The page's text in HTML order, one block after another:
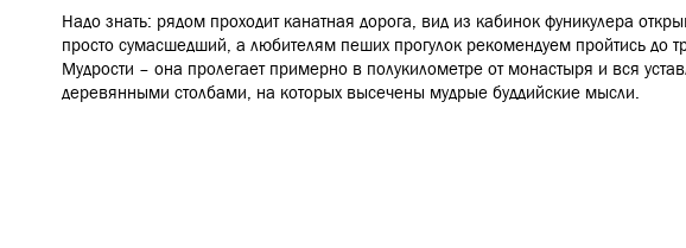
Надо знать: рядом проходит канатная дорога, вид из кабинок фуникулера
просто сумасшедший, а любителям пеших прогулок рекомендуем пройтись до
Мудрости – она пролегает примерно в полукилометре от монастыря и вся
деревянными столбами, на которых высечены мудрые буддийские мысли.